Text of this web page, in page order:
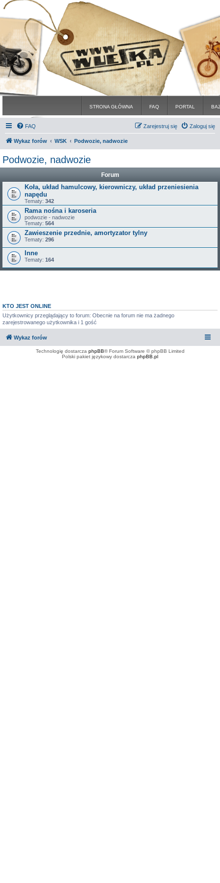
STRONA GŁÓWNA FAQ PORTAL
FAQ Zaloguj się
Zarejestruj się
Wykaz forów WSK Podwozie, nadwozie
Podwozie, nadwozie
Forum
Koła, układ hamulcowy, kierowniczy, układ przeniesienia
napędu
Tematy: 342
Rama nośna i karoseria
podwozie - nadwozie
Tematy: 564
Zawieszenie przednie, amortyzator tylny
Tematy: 296
Inne
Tematy: 164
KTO JEST ONLINE
Użytkownicy przeglądający to forum: Obecnie na forum nie ma żadnego
zarejestrowanego użytkownika i 1 gość
Wykaz forów
Technologię dostarcza phpBB® Forum Software © phpBB Limited
Polski pakiet językowy dostarcza phpBB.pl